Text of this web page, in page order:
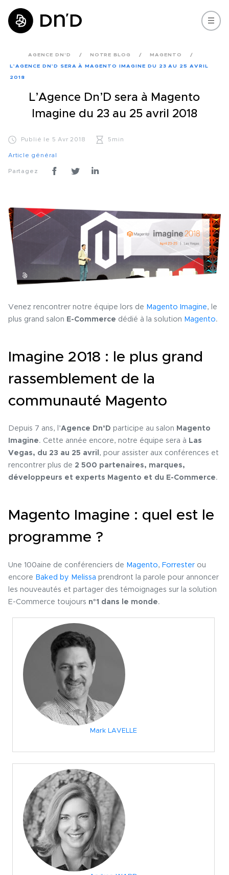
AGENCE DN'D NOTRE BLOG MAGENTO
L’AGENCE DN’D SERA À MAGENTO IMAGINE DU 23 AU 25 AVRIL
2018
L’Agence Dn’D sera à Magento
Imagine du 23 au 25 avril 2018
Publié le 5 Avr 2018 5min
Article général
Partagez
Venez rencontrer notre équipe lors de Magento Imagine, le
plus grand salon E-Commerce dédié à la solution Magento.
Imagine 2018 : le plus grand
rassemblement de la
communauté Magento
Depuis 7 ans, l’Agence Dn’D participe au salon Magento
Imagine. Cette année encore, notre équipe sera à Las
Vegas, du 23 au 25 avril , pour assister aux conférences et
rencontrer plus de 2 500 partenaires, marques,
développeurs et experts Magento et du E-Commerce.
Magento Imagine : quel est le
programme ?
Une 100aine de conférenciers de Magento, Forrester ou
encore Baked by Melissa prendront la parole pour annoncer
les nouveautés et partager des témoignages sur la solution
E-Commerce toujours n°1 dans le monde.
Mark LAVELLE